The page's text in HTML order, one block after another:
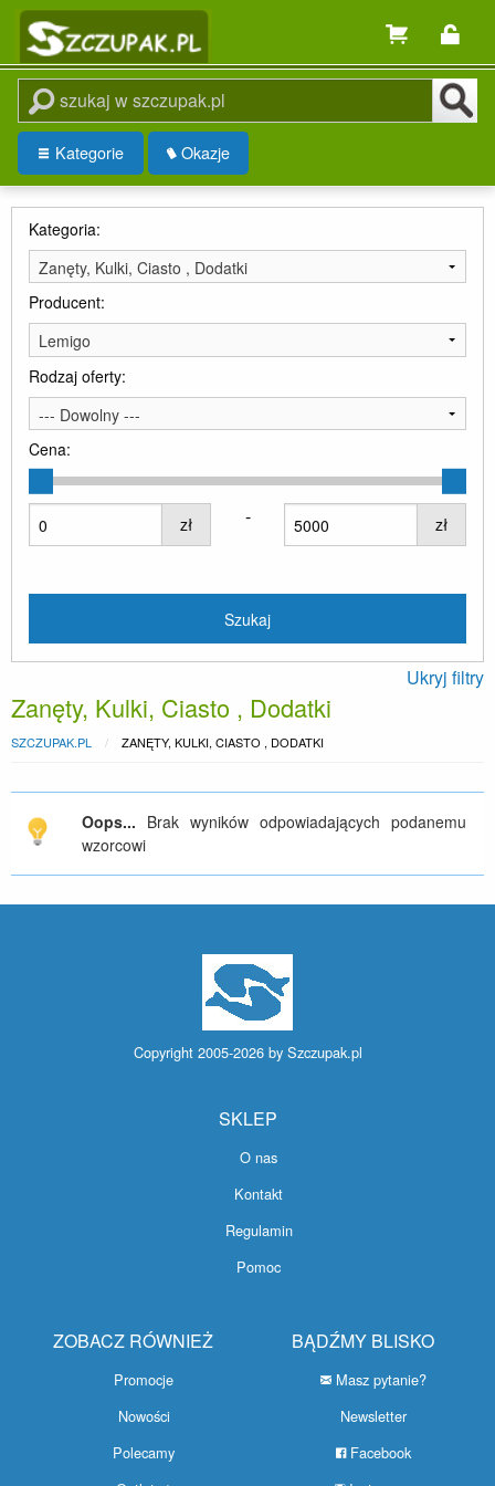
Kategorie Okazje
Kategoria:
Zanęty, Kulki, Ciasto , Dodatki
Producent:
Lemigo
Rodzaj oferty:
--- Dowolny ---
Cena:
zł - zł
Ukryj filtry
Zanęty, Kulki, Ciasto , Dodatki
SZCZUPAK.PL ZANĘTY, KULKI, CIASTO , DODATKI
Oops... Brak wyników odpowiadających podanemu
wzorcowi
Copyright 2005-2026 by Szczupak.pl
SKLEP
O nas
Kontakt
Regulamin
Pomoc
ZOBACZ RÓWNIEŻ
Promocje
Nowości
Polecamy
BĄDŹMY BLISKO
Masz pytanie?
Newsletter
Facebook